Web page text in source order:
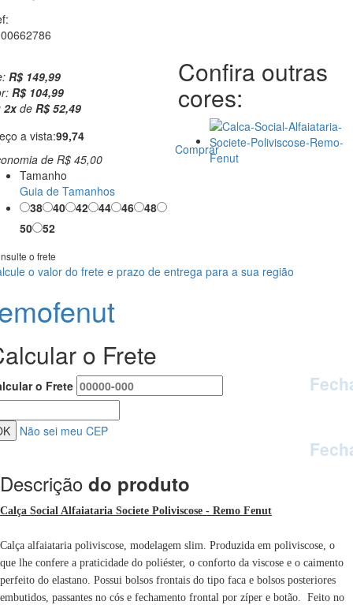
R$ 149,99
R$ 104,99
2xde R$ 52,49
a vista:99,74
de R$ 45,00
Tamanho
Guia de Tamanhos
38
40 42 44 46
48
50
52
Comprar
Confira outras
cores:
o frete
o valor do frete e prazo de entrega para a sua região
o Frete
o Frete
Não sei meu CEP
Descrição do produto
Calça Social Alfaiataria Societe Poliviscose - Remo Fenut
Calça alfaiataria poliviscose, modelagem slim. Produzida em poliviscose, o
que lhe confere a praticidade do poliéster, o conforto da viscose e o caimento
perfeito do elastano. Possui bolsos frontais do tipo faca e bolsos posteriores
embutidos, passantes no cós e fechamento frontal por zíper e botão. Feito no